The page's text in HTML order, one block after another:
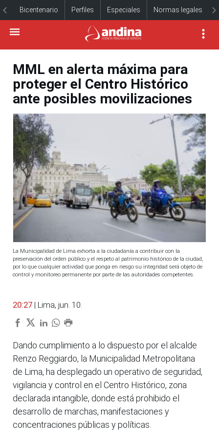
Bicentenario Perfiles Especiales Normas legales
MML en alerta máxima para
proteger el Centro Histórico
ante posibles movilizaciones
La Municipalidad de Lima exhorta a la ciudadanía a contribuir con la
preservación del orden público y el respeto al patrimonio histórico de la ciudad,
por lo que cualquier actividad que ponga en riesgo su integridad será objeto de
control y monitoreo permanente por parte de las autoridades competentes.
20:27 | Lima, jun. 10.
Dando cumplimiento a lo dispuesto por el alcalde
Renzo Reggiardo, la Municipalidad Metropolitana
de Lima, ha desplegado un operativo de seguridad,
vigilancia y control en el Centro Histórico, zona
declarada intangible, donde está prohibido el
desarrollo de marchas, manifestaciones y
concentraciones públicas y políticas.